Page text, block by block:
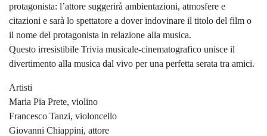
protagonista: l’attore suggerirà ambientazioni, atmosfere e
citazioni e sarà lo spettatore a dover indovinare il titolo del film o
il nome del protagonista in relazione alla musica.
Questo irresistibile Trivia musicale-cinematografico unisce il
divertimento alla musica dal vivo per una perfetta serata tra amici.
Artisti
Maria Pia Prete, violino
Francesco Tanzi, violoncello
Giovanni Chiappini, attore